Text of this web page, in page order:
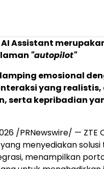
Assistant
"autopilot"
emosional
yang realistis,
serta kepribadian
/PRNewswire/ — ZTE
menyediakan
menampilkan